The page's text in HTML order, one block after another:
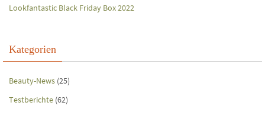
Lookfantastic Black Friday Box 2022
Kategorien
Beauty-News (25)
Testberichte (62)